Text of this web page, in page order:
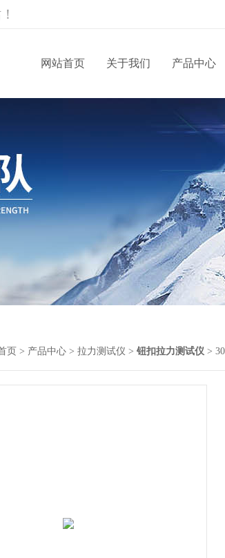
网站首页 关于我们 产品中心
页 > 产品中心 > 拉力测试仪 > 钮扣拉力测试仪 >